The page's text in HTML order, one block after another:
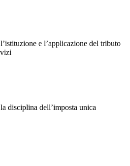
e l’applicazione del tributo
disciplina dell’imposta unica